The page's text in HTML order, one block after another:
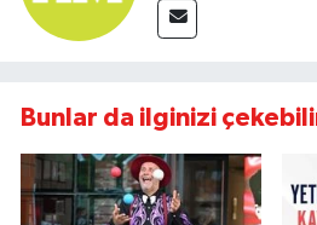
Bunlar da ilginizi